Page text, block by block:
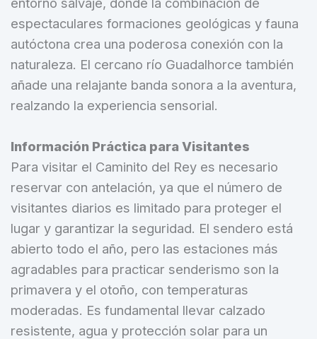
espectaculares formaciones geológicas y fauna
autóctona crea una poderosa conexión con la
naturaleza. El cercano río Guadalhorce también
añade una relajante banda sonora a la aventura,
realzando la experiencia sensorial.
Información Práctica para Visitantes
Para visitar el Caminito del Rey es necesario
reservar con antelación, ya que el número de
visitantes diarios es limitado para proteger el
lugar y garantizar la seguridad. El sendero está
abierto todo el año, pero las estaciones más
agradables para practicar senderismo son la
primavera y el otoño, con temperaturas
moderadas. Es fundamental llevar calzado
resistente, agua y protección solar para un